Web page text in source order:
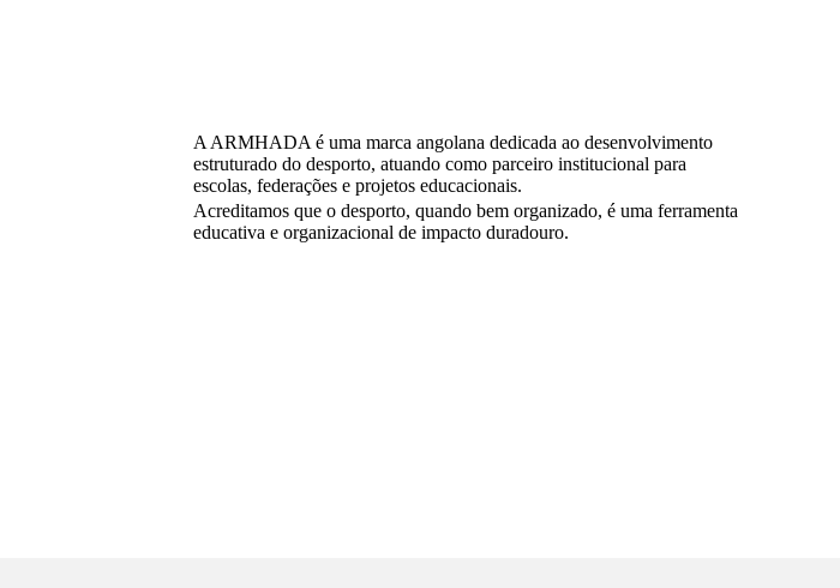
A ARMHADA é uma marca angolana dedicada ao desenvolvimento
estruturado do desporto, atuando como parceiro institucional para
escolas, federações e projetos educacionais.
Acreditamos que o desporto, quando bem organizado, é uma ferramenta
educativa e organizacional de impacto duradouro.